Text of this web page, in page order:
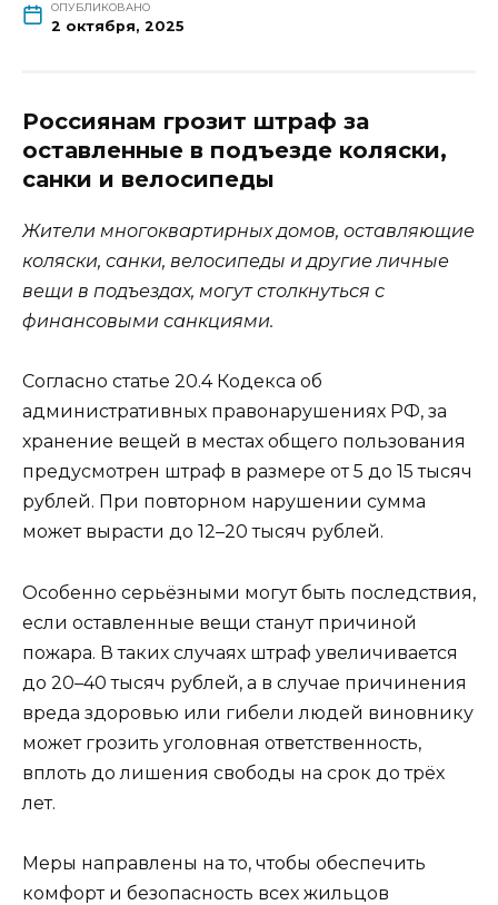
ОПУБЛИКОВАНО
2 октября, 2025
Россиянам грозит штраф за
оставленные в подъезде коляски,
санки и велосипеды
Жители многоквартирных домов, оставляющие
коляски, санки, велосипеды и другие личные
вещи в подъездах, могут столкнуться с
финансовыми санкциями.
Согласно статье 20.4 Кодекса об
административных правонарушениях РФ, за
хранение вещей в местах общего пользования
предусмотрен штраф в размере от 5 до 15 тысяч
рублей. При повторном нарушении сумма
может вырасти до 12–20 тысяч рублей.
Особенно серьёзными могут быть последствия,
если оставленные вещи станут причиной
пожара. В таких случаях штраф увеличивается
до 20–40 тысяч рублей, а в случае причинения
вреда здоровью или гибели людей виновнику
может грозить уголовная ответственность,
вплоть до лишения свободы на срок до трёх
лет.
Меры направлены на то, чтобы обеспечить
комфорт и безопасность всех жильцов